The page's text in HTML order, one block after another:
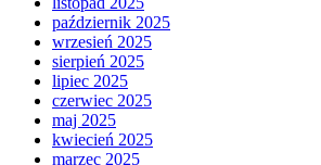
październik 2025
wrzesień 2025
sierpień 2025
lipiec 2025
czerwiec 2025
maj 2025
kwiecień 2025
marzec 2025